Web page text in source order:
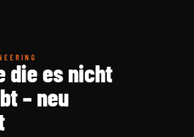
die es nicht
– neu